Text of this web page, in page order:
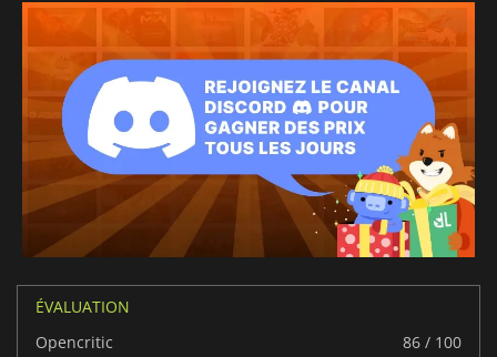
ÉVALUATION
Opencritic
86 / 100